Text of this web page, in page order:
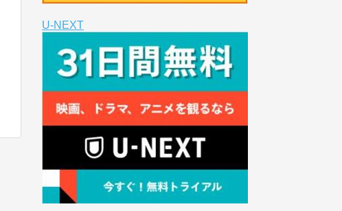
U-NEXT